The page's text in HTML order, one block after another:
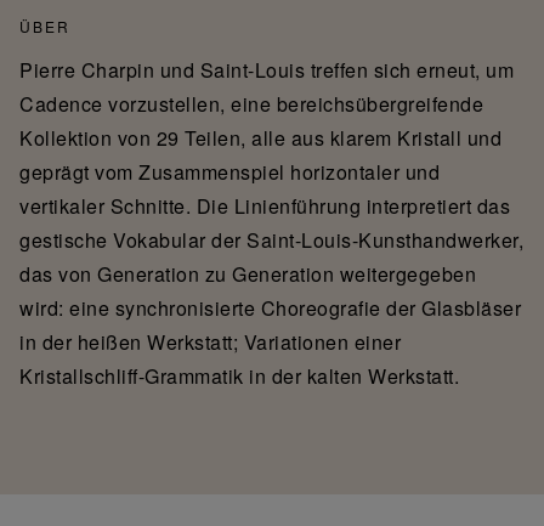
ÜBER
Pierre Charpin und Saint-Louis treffen sich erneut, um
Cadence vorzustellen, eine bereichsübergreifende
Kollektion von 29 Teilen, alle aus klarem Kristall und
geprägt vom Zusammenspiel horizontaler und
vertikaler Schnitte. Die Linienführung interpretiert das
gestische Vokabular der Saint-Louis-Kunsthandwerker,
das von Generation zu Generation weitergegeben
wird: eine synchronisierte Choreografie der Glasbläser
in der heißen Werkstatt; Variationen einer
Kristallschliff-Grammatik in der kalten Werkstatt.